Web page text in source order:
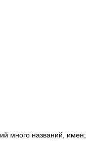
много названий, имен;